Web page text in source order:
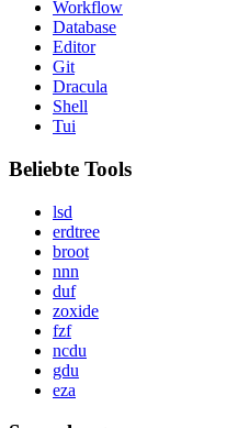
Workflow
Database
Editor
Git
Dracula
Shell
Tui
Beliebte Tools
lsd
erdtree
broot
nnn
duf
zoxide
fzf
ncdu
gdu
eza